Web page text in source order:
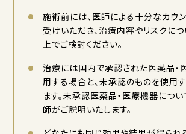
施術前には、医師による十分なカウ
受けいただき、治療内容やリスクに
上でご検討ください。
治療には国内で承認された医薬品・
用する場合と、未承認のものを使用
ます。未承認医薬品・医療機器につ
師がご説明いたします。